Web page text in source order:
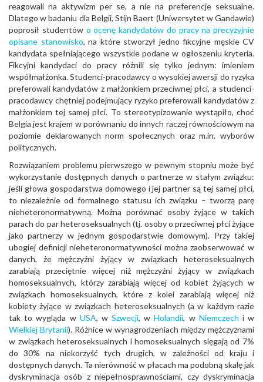
reagowali na aktywizm per se, a nie na preferencje seksualne.
Dlatego w badaniu dla Belgii, Stijn Baert (Uniwersytet w Gandawie)
poprosił studentów o ocenę kandydatów do pracy na precyzyjnie
opisane stanowisko, na które stworzył jedno fikcyjne męskie CV
kandydata spełniającego wszystkie podane w ogłoszeniu kryteria.
Fikcyjni kandydaci do pracy różnili się tylko jednym: imieniem
współmałżonka. Studenci-pracodawcy o wysokiej awersji do ryzyka
preferowali kandydatów z małżonkiem przeciwnej płci, a studenci-
pracodawcy chętniej podejmujący ryzyko preferowali kandydatów z
małżonkiem tej samej płci. To stereotypizowanie wystąpiło, choć
Belgia jest krajem w porównaniu do innych raczej równościowym na
poziomie deklarowanych norm społecznych oraz m.in. wyborów
politycznych.
Rozwiązaniem problemu pierwszego w pewnym stopniu może być
wykorzystanie dostępnych danych o partnerze w stałym związku:
jeśli głowa gospodarstwa domowego i jej partner są tej samej płci,
to niezależnie od formalnego statusu ich związku – tworzą parę
nieheteronormatywną. Można porównać osoby żyjące w takich
parach do par heteroseksualnych (tj. osoby o przeciwnej płci żyjące
jako partnerzy w jednym gospodarstwie domowym). Przy takiej
ubogiej definicji nieheteronormatywności można zaobserwować w
danych, że mężczyźni żyjący w związkach heteroseksualnych
zarabiają przeciętnie więcej niż mężczyźni żyjący w związkach
homoseksualnych, którzy zarabiają więcej od kobiet żyjących w
związkach homoseksualnych, które z kolei zarabiają więcej niż
kobiety żyjące w związkach heteroseksualnych (a w każdym razie
tak to wygląda w USA, wSzwecji, wHolandii, w Niemczech i w
Wielkiej Brytanii). Różnice w wynagrodzeniach między mężczyznami
w związkach heteroseksualnych i homoseksualnych sięgają od 7%
do 30% na niekorzyść tych drugich, w zależności od kraju i
dostępnych danych. Ta nierówność w płacach ma podobną skalę jak
dyskryminacja osób z niepełnosprawnościami, czy dyskryminacja